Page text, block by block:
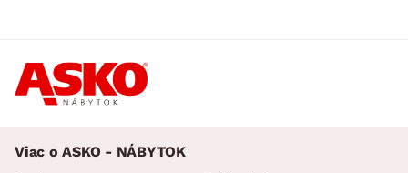
Viac o ASKO - NÁBYTOK